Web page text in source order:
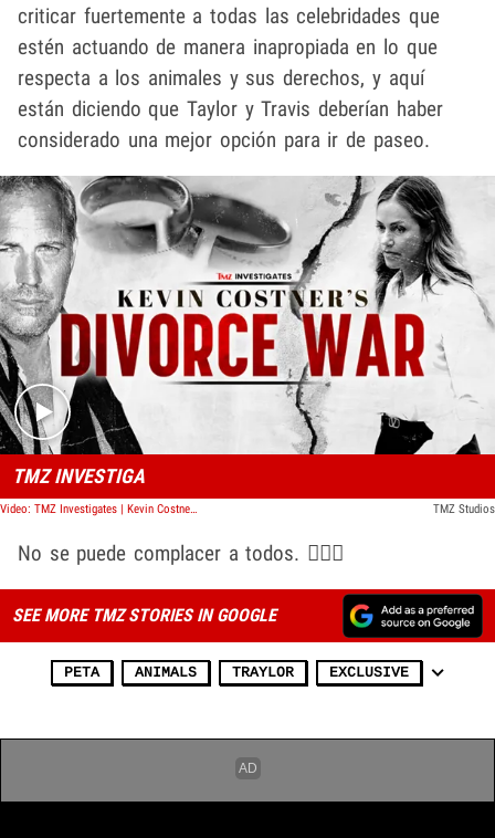
criticar fuertemente a todas las celebridades que
estén actuando de manera inapropiada en lo que
respecta a los animales y sus derechos, y aquí
están diciendo que Taylor y Travis deberían haber
considerado una mejor opción para ir de paseo.
Play video content
TMZ INVESTIGA
Video: TMZ Investigates | Kevin Costner's Divorce War TMZ Studios
No se puede complacer a todos. 🤷🏽‍♂️
SEE MORE TMZ STORIES IN GOOGLE
PETA ANIMALS TRAYLOR EXCLUSIVE